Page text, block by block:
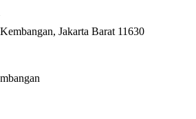
Jakarta Barat 11630